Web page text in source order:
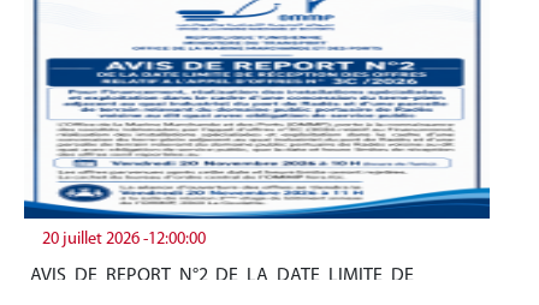
20 juillet 2026 -12:00:00
AVIS DE REPORT N°2 DE LA DATE LIMITE DE